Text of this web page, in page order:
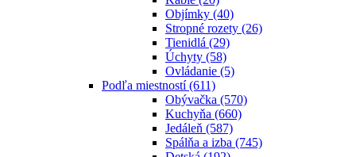
Objímky (40)
Stropné rozety (26)
Tienidlá (29)
Úchyty (58)
Ovládanie (5)
Podľa miestností(611)
Obývačka (570)
Kuchyňa (660)
Jedáleň (587)
Spálňa a izba (745)